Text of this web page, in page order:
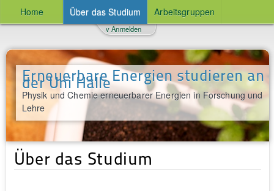
Home Über das Studium Arbeitsgruppen
Erneuerbare Energien studieren an
der Uni Halle
Physik und Chemie erneuerbarer Energien in Forschung und
Lehre
v Anmelden
Über das Studium